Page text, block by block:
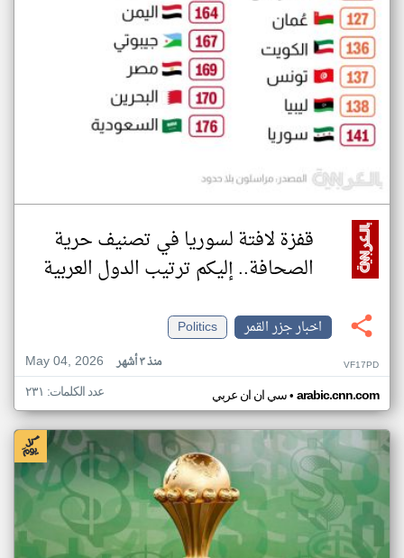
قفزة لافتة لسوريا في تصنيف حرية
الصحافة.. إليكم ترتيب الدول العربية
اخبار جزر القمر
Politics
May 04, 2026
منذ ٣ أشهر VF17PD
سي ان ان عربي• arabic.cnn.com عدد الكلمات: ٢٣١